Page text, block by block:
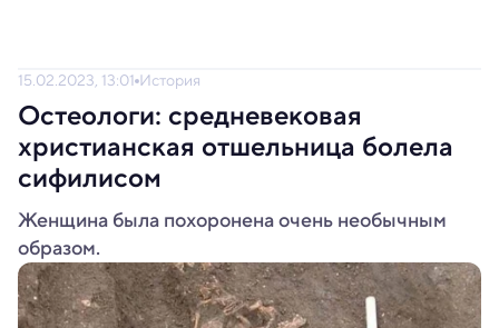
15.02.2023, 13:01 История
Остеологи: средневековая
христианская отшельница болела
сифилисом
Женщина была похоронена очень необычным
образом.